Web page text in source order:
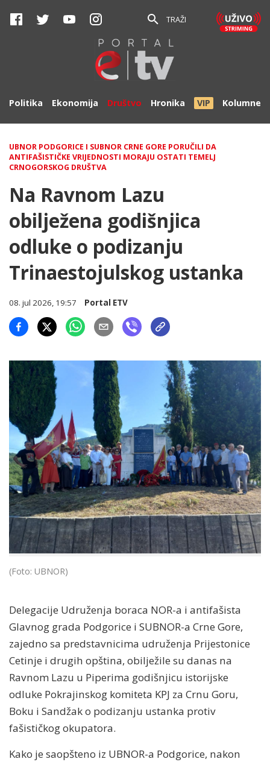
TRAŽI
Politika Ekonomija Društvo Hronika VIP Kolumne
UBNOR PODGORICE I SUBNOR CRNE GORE PORUČILI DA
ANTIFAŠISTIČKE VRIJEDNOSTI MORAJU OSTATI TEMELJ
CRNOGORSKOG DRUŠTVA
Na Ravnom Lazu
obilježena godišnjica
odluke o podizanju
Trinaestojulskog ustanka
08. jul 2026, 19:57 Portal ETV
(Foto: UBNOR)
Delegacije Udruženja boraca NOR-a i antifašista
Glavnog grada Podgorice i SUBNOR-a Crne Gore,
zajedno sa predstavnicima udruženja Prijestonice
Cetinje i drugih opština, obilježile su danas na
Ravnom Lazu u Piperima godišnjicu istorijske
odluke Pokrajinskog komiteta KPJ za Crnu Goru,
Boku i Sandžak o podizanju ustanka protiv
fašističkog okupatora.
Kako je saopšteno iz UBNOR-a Podgorice, nakon